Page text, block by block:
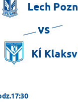
Lech
vs
KÍ